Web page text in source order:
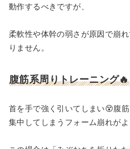
動作するべきですが、
柔軟性や体幹の弱さが原因で崩
りません。
腹筋系周りトレーニング🔥
首を手で強く引いてしまい😵腹
集中してしまうフォーム崩れがよ